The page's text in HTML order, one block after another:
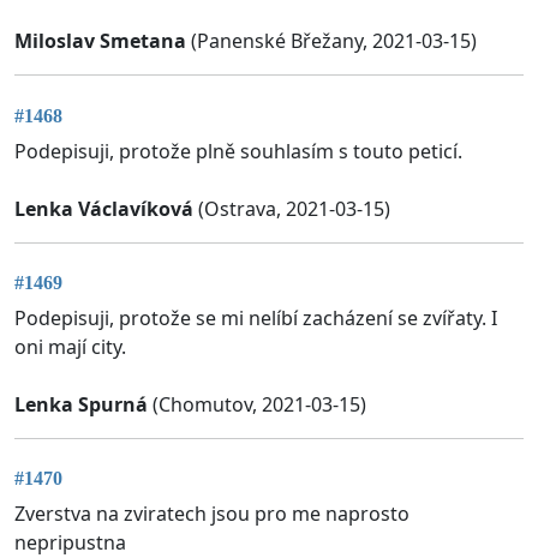
Miloslav Smetana (Panenské Břežany, 2021-03-15)
#1468
Podepisuji, protože plně souhlasím s touto peticí.
Lenka Václavíková (Ostrava, 2021-03-15)
#1469
Podepisuji, protože se mi nelíbí zacházení se zvířaty. I
oni mají city.
Lenka Spurná (Chomutov, 2021-03-15)
#1470
Zverstva na zviratech jsou pro me naprosto
nepripustna